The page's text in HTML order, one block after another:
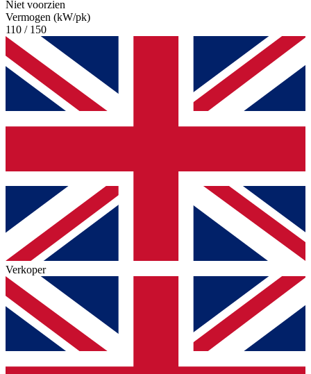
Niet voorzien
Vermogen (kW/pk)
110 / 150
Verkoper